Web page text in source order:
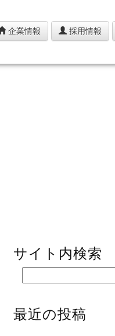
企業情報 採用情報
サイト内検索
最近の投稿